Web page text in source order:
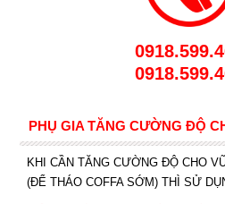
PHỤ GIA TĂNG CƯỜNG ĐỘ
KHI CẦN TĂNG CƯỜNG ĐỘ CHO
(ĐỂ THÁO COFFA SỚM) THÌ SỬ